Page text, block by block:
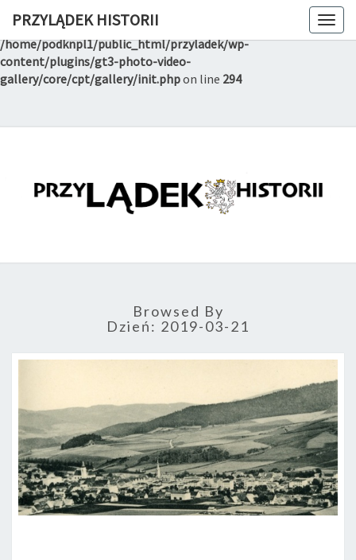
Notice: Trying to get property of non-object in
/home/podknpl1/public_html/przyladek/wp-
content/plugins/gt3-photo-video-
gallery/core/cpt/gallery/init.phpon line 294
PRZYLĄDEK HISTORII
Witryna
Lądeckiego
Browsed By
Dzień: 2019-03-21